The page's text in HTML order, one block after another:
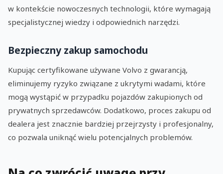
w kontekście nowoczesnych technologii, które wymagają
specjalistycznej wiedzy i odpowiednich narzędzi.
Bezpieczny zakup samochodu
Kupując certyfikowane używane Volvo z gwarancją,
eliminujemy ryzyko związane z ukrytymi wadami, które
mogą wystąpić w przypadku pojazdów zakupionych od
prywatnych sprzedawców. Dodatkowo, proces zakupu od
dealera jest znacznie bardziej przejrzysty i profesjonalny,
co pozwala uniknąć wielu potencjalnych problemów.